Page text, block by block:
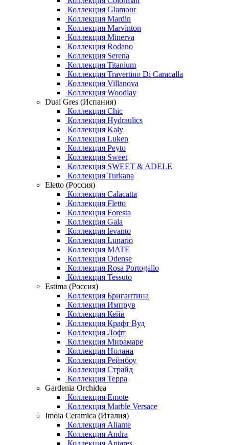
Коллекция Glamour
Коллекция Mardin
Коллекция Marvinton
Коллекция Minerva
Коллекция Rodano
Коллекция Serena
Коллекция Titanium
Коллекция Travertino Di Caracalla
Коллекция Villanova
Коллекция Woodlay
Dual Gres (Испания)
Коллекция Chic
Коллекция Hydraulics
Коллекция Kaly
Коллекция Luken
Коллекция Peyto
Коллекция Sweet
Коллекция SWEET & ADELE
Коллекция Turkana
Eletto (Россия)
Коллекция Calacatta
Коллекция Fletto
Коллекция Foresta
Коллекция Gala
Коллекция levanto
Коллекция Lunario
Коллекция MATE
Коллекция Odense
Коллекция Rosa Portogallo
Коллекция Tessuto
Estima (Россия)
Коллекция Бригантина
Коллекция Импрув
Коллекция Кейв
Коллекция Крафт Вуд
Коллекция Лофт
Коллекция Мирамаре
Коллекция Нолана
Коллекция Рейнбоу
Коллекция Страйд
Коллекция Терра
Gardenia Orchidea
Коллекция Emote
Коллекция Marble Versace
Imola Ceramica (Италия)
Коллекция Aliante
Коллекция Andra
Коллекция Antares